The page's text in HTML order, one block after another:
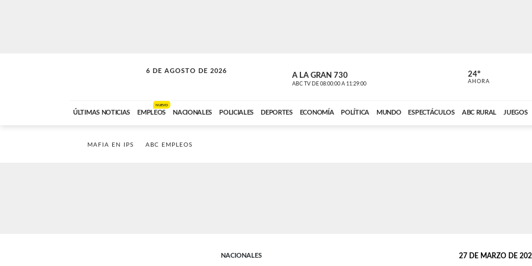
6 DE AGOSTO DE 2026
LA MOVIDA A LA GRAN 730
ABC TV DE 08:00:00 A 11:29:00 ABC CARDINAL
24º
AHORA
ÚLTIMAS NOTICIAS EMPLEOS
NUEVO
NACIONALES POLICIALES DEPORTES ECONOMÍA POLÍTICA MUNDO ESPECTÁCULOS ABC RURAL JUEGOS
MAFIA EN IPS ABC EMPLEOS
NACIONALES 27 DE MARZO DE